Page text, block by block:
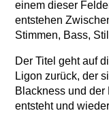
einem dieser
entstehen
Stimmen, Bass,
Der Titel geht auf
Ligon zurück, der
Blackness und der
entsteht und